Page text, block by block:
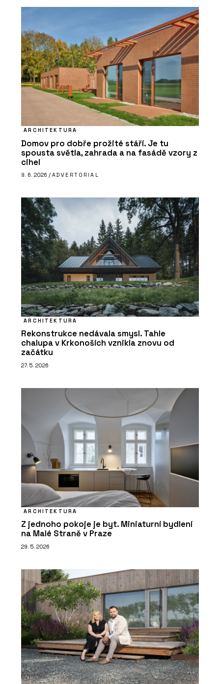
ARCHITEKTURA
Domov pro dobře prožité stáří. Je tu
spousta světla, zahrada a na fasádě vzory z
cihel
9. 6. 2026 / ADVERTORIAL
ARCHITEKTURA
Rekonstrukce nedávala smysl. Tahle
chalupa v Krkonoších vznikla znovu od
začátku
27. 5. 2026
ARCHITEKTURA
Z jednoho pokoje je byt. Miniaturní bydlení
na Malé Straně v Praze
29. 5. 2026